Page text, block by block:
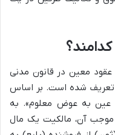
عقود معین در قانون مدنی
۳۳۸ این قانون تعریف شده است. بر اساس
عین به عوض معلوم». به
موجب آن، مالکیت یک مال